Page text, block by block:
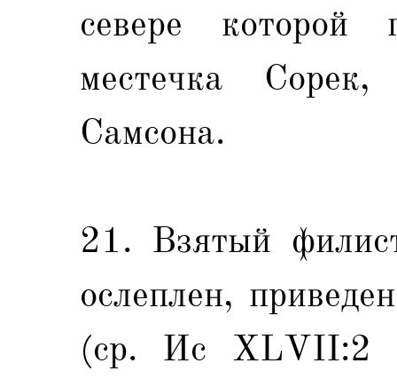
севере которой
местечка
Самсона.
21. Взятый
ослеплен,
(ср. Иc XLVII:2